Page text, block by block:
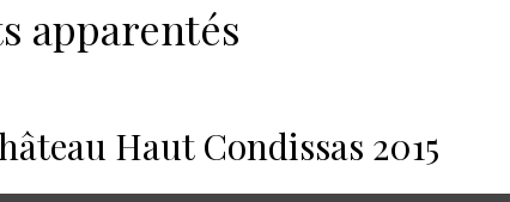
apparentés
Haut Condissas 2015